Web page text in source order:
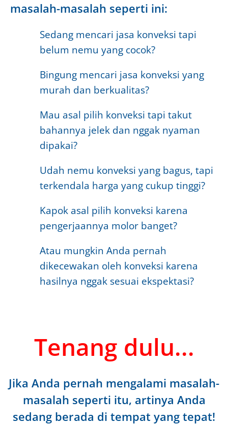
masalah-masalah seperti ini:
Sedang mencari jasa konveksi tapi
belum nemu yang cocok?
Bingung mencari jasa konveksi yang
murah dan berkualitas?
Mau asal pilih konveksi tapi takut
bahannya jelek dan nggak nyaman
dipakai?
Udah nemu konveksi yang bagus, tapi
terkendala harga yang cukup tinggi?
Kapok asal pilih konveksi karena
pengerjaannya molor banget?
Atau mungkin Anda pernah
dikecewakan oleh konveksi karena
hasilnya nggak sesuai ekspektasi?
Tenang dulu...
Jika Anda pernah mengalami masalah-
masalah seperti itu, artinya Anda
sedang berada di tempat yang tepat!